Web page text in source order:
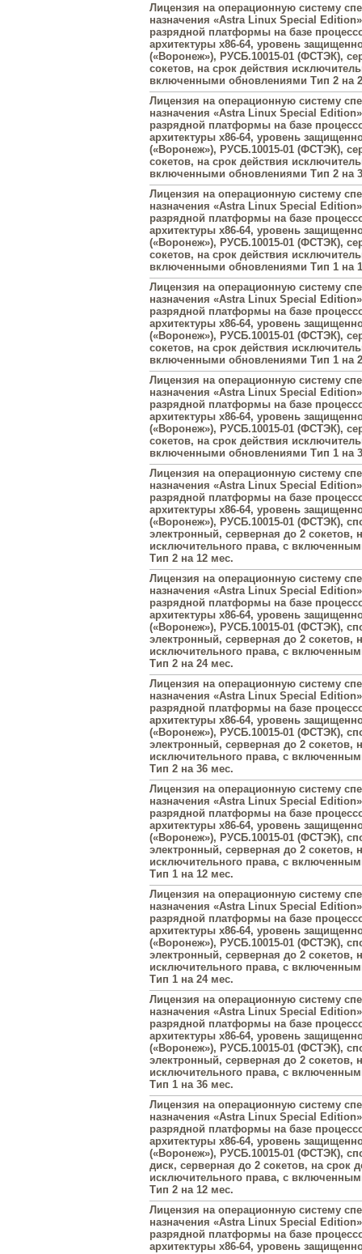
Лицензия на операционную систему
назначения «Astra Linux Special
разрядной платформы на базе
архитектуры х86-64, уровень
(«Воронеж»), РУСБ.10015-01 (ФСТЭК),
сокетов, на срок действия
включенными обновлениями Тип 2 на
Лицензия на операционную систему
назначения «Astra Linux Special
разрядной платформы на базе
архитектуры х86-64, уровень
(«Воронеж»), РУСБ.10015-01 (ФСТЭК),
сокетов, на срок действия
включенными обновлениями Тип 2 на
Лицензия на операционную систему
назначения «Astra Linux Special
разрядной платформы на базе
архитектуры х86-64, уровень
(«Воронеж»), РУСБ.10015-01 (ФСТЭК),
сокетов, на срок действия
включенными обновлениями Тип 1 на
Лицензия на операционную систему
назначения «Astra Linux Special
разрядной платформы на базе
архитектуры х86-64, уровень
(«Воронеж»), РУСБ.10015-01 (ФСТЭК),
сокетов, на срок действия
включенными обновлениями Тип 1 на
Лицензия на операционную систему
назначения «Astra Linux Special
разрядной платформы на базе
архитектуры х86-64, уровень
(«Воронеж»), РУСБ.10015-01 (ФСТЭК),
сокетов, на срок действия
включенными обновлениями Тип 1 на
Лицензия на операционную систему
назначения «Astra Linux Special
разрядной платформы на базе
архитектуры х86-64, уровень
(«Воронеж»), РУСБ.10015-01 (ФСТЭК),
электронный, серверная до 2 сокетов,
исключительного права, с
Тип 2 на 12 мес.
Лицензия на операционную систему
назначения «Astra Linux Special
разрядной платформы на базе
архитектуры х86-64, уровень
(«Воронеж»), РУСБ.10015-01 (ФСТЭК),
электронный, серверная до 2 сокетов,
исключительного права, с
Тип 2 на 24 мес.
Лицензия на операционную систему
назначения «Astra Linux Special
разрядной платформы на базе
архитектуры х86-64, уровень
(«Воронеж»), РУСБ.10015-01 (ФСТЭК),
электронный, серверная до 2 сокетов,
исключительного права, с
Тип 2 на 36 мес.
Лицензия на операционную систему
назначения «Astra Linux Special
разрядной платформы на базе
архитектуры х86-64, уровень
(«Воронеж»), РУСБ.10015-01 (ФСТЭК),
электронный, серверная до 2 сокетов,
исключительного права, с
Тип 1 на 12 мес.
Лицензия на операционную систему
назначения «Astra Linux Special
разрядной платформы на базе
архитектуры х86-64, уровень
(«Воронеж»), РУСБ.10015-01 (ФСТЭК),
электронный, серверная до 2 сокетов,
исключительного права, с
Тип 1 на 24 мес.
Лицензия на операционную систему
назначения «Astra Linux Special
разрядной платформы на базе
архитектуры х86-64, уровень
(«Воронеж»), РУСБ.10015-01 (ФСТЭК),
электронный, серверная до 2 сокетов,
исключительного права, с
Тип 1 на 36 мес.
Лицензия на операционную систему
назначения «Astra Linux Special
разрядной платформы на базе
архитектуры х86-64, уровень
(«Воронеж»), РУСБ.10015-01 (ФСТЭК),
диск, серверная до 2 сокетов, на срок
исключительного права, с
Тип 2 на 12 мес.
Лицензия на операционную систему
назначения «Astra Linux Special
разрядной платформы на базе
архитектуры х86-64, уровень